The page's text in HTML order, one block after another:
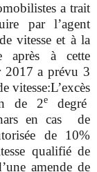
a trait
par l’agent
vitesse et à la
après à cette
2017 a prévu 3
vitesse:L’excès
de 2edegré
en cas de
de 10%
qualifié de
amende de